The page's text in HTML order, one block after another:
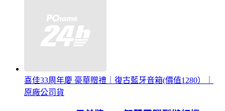
喜佳33周年慶 豪華贈禮｜復古藍牙音箱(價值1280）｜
原廠公司貨